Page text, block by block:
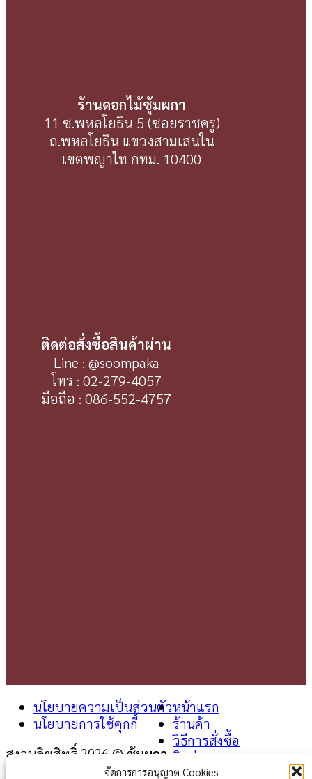
จัดการการอนุญาต Cookies
ร้านดอกไม้ซุ้มผกา
11 ซ.พหลโยธิน 5 (ซอยราชครู)
ถ.พหลโยธิน แขวงสามเสนใน
เขตพญาไท กทม. 10400
ติดต่อสั่งซื้อสินค้าผ่าน
Line : @soompaka
โทร : 02-279-4057
มือถือ : 086-552-4757
นโยบายความเป็นส่วนตัว
นโยบายการใช้คุกกี้
สงวนลิขสิทธิ์ 2026 © ซุ้มผกา
หน้าแรก
ร้านค้า
วิธีการสั่งซื้อ
ติดต่อเรา